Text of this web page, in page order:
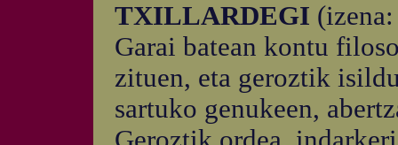
TXILLARDEGI
Garai batean kontu
zituen, eta geroztik
sartuko genukeen,